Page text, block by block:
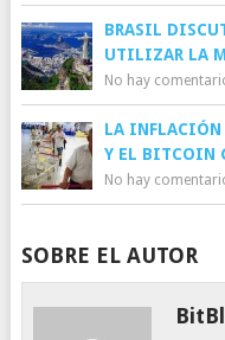
BRASIL
UTILIZAR LA
No hay
LA INFLACIÓN
Y EL BITCOIN
No hay
SOBRE EL AUTOR